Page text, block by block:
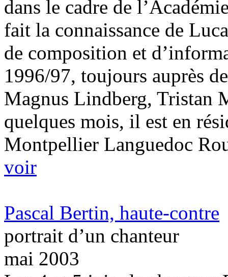
dans le cadre de
fait la connaissance de
de composition et
1996/97, toujours auprès
Magnus Lindberg, Tristan
quelques mois, il est en
Montpellier Languedoc
voir
Pascal Bertin, haute-contre
portrait d’un chanteur
mai 2003